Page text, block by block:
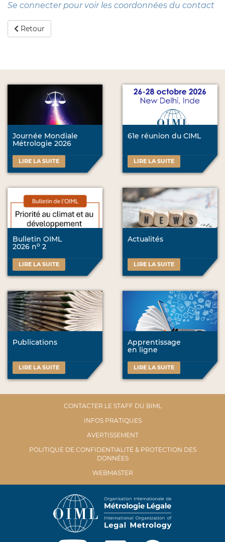
Se connecter pour voir les coordonnées du contact
Retour
Journée Mondiale
Métrologie 2026
LIRE LA SUITE
61e réunion du CIML
LIRE LA SUITE
Bulletin OIML
2026 no 2
LIRE LA SUITE
Actualités
LIRE LA SUITE
Publications
LIRE LA SUITE
Apprentissage
en ligne
LIRE LA SUITE
CONTACTER LE STAFF DU BIML
INFOS PRATIQUES
AVERTISSEMENT
POLITIQUE DE CONFIDENTIALITÉ & PROTECTION DES
DONNÉES
WEBMASTER